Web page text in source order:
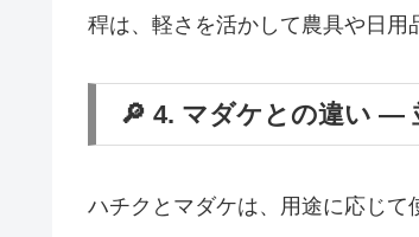
稈は、軽さを活かして農具や日用
🔎 4. マダケとの違い ―
ハチクとマダケは、用途に応じて